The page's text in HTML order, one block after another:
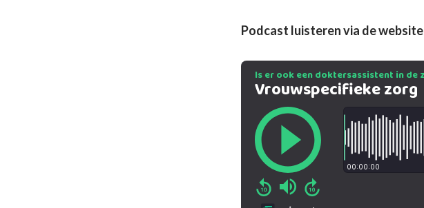
Podcast luisteren via de website